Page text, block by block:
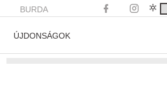
BURDA
ÚJDONSÁGOK